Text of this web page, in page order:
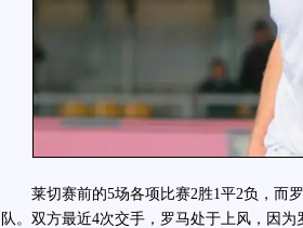
莱切赛前的5场各项比赛2胜1平2负，而罗
队。双方最近4次交手，罗马处于上风，因